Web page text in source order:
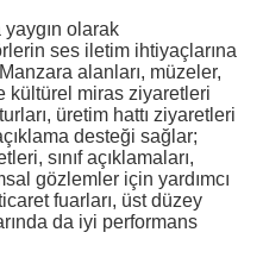
olarak
ses iletim ihtiyaçlarına
alanları, müzeler,
kültürel miras ziyaretleri
üretim hattı ziyaretleri
desteği sağlar;
sınıf açıklamaları,
gözlemler için yardımcı
fuarları, üst düzey
da iyi performans